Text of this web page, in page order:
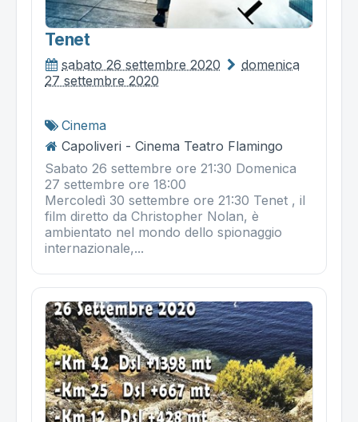
Tenet
sabato 26 settembre 2020
domenica
27 settembre 2020
Cinema
Capoliveri - Cinema Teatro Flamingo
Sabato 26 settembre ore 21:30 Domenica
27 settembre ore 18:00
Mercoledì 30 settembre ore 21:30 Tenet , il
film diretto da Christopher Nolan, è
ambientato nel mondo dello spionaggio
internazionale,...